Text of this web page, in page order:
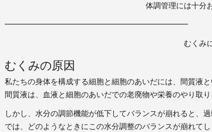
b
o
k
体調管理には十分
━━━━━━━━━━━━━━━━━━━━━━━━
むくみ
むくみの原因
私たちの身体を構成する細胞と細胞のあいだには、間質液と
間質液は、血液と細胞のあいだでの老廃物や栄養のやり取り
しかし、 水分の調節機能が低下してバランスが崩れると、
では、どのようなときにこの水分調整のバランスが崩れて